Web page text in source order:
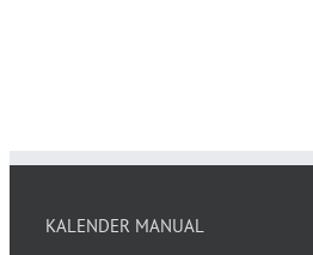
KALENDER MANUAL